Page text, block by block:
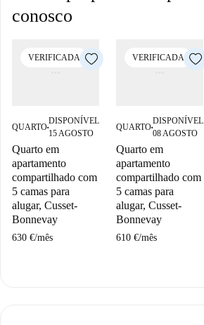
conosco
VERIFICADA
QUARTO■
DISPONÍVEL
15 AGOSTO
Quarto em
apartamento
compartilhado com
5 camas para
alugar, Cusset-
Bonnevay
630 €/mês
VERIFICADA
QUARTO■
DISPONÍVEL
08 AGOSTO
Quarto em
apartamento
compartilhado com
5 camas para
alugar, Cusset-
Bonnevay
610 €/mês